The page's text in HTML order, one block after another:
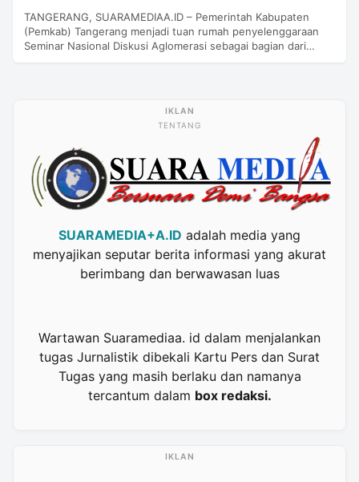
TANGERANG, SUARAMEDIAA.ID – Pemerintah Kabupaten
(Pemkab) Tangerang menjadi tuan rumah penyelenggaraan
Seminar Nasional Diskusi Aglomerasi sebagai bagian dari…
TENTANG
SUARAMEDIA+A.ID adalah media yang
menyajikan seputar berita informasi yang akurat
berimbang dan berwawasan luas
Wartawan Suaramediaa. id dalam menjalankan
tugas Jurnalistik dibekali Kartu Pers dan Surat
Tugas yang masih berlaku dan namanya
tercantum dalam box redaksi.